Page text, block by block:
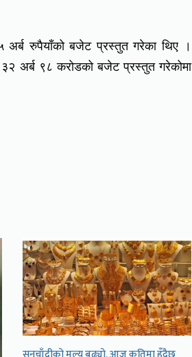
अर्ब रुपैयाँको बजेट प्रस्तुत गरेका थिए ।
अर्ब ९८ करोडको बजेट प्रस्तुत गरेकोमा